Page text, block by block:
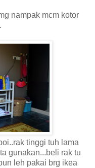
nampak mcm kotor
tinggi tuh lama
gunakan...beli rak tu
leh pakai brg ikea